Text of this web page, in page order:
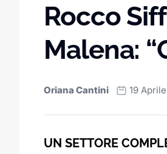
Rocco
Malena:
Oriana Cantini 19
UN SETTORE